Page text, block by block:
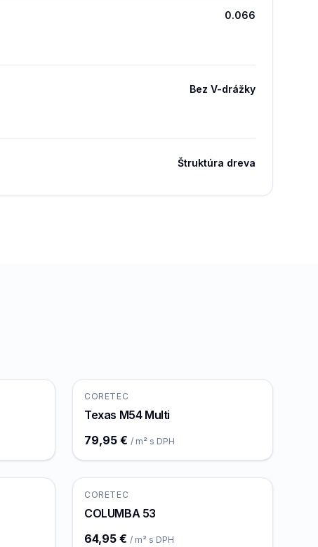
0.066
Bez V-drážky
Štruktúra dreva
CORETEC
Texas M54 Multi
79,95 € / m² s DPH
CORETEC
COLUMBA 53
64,95 € / m² s DPH